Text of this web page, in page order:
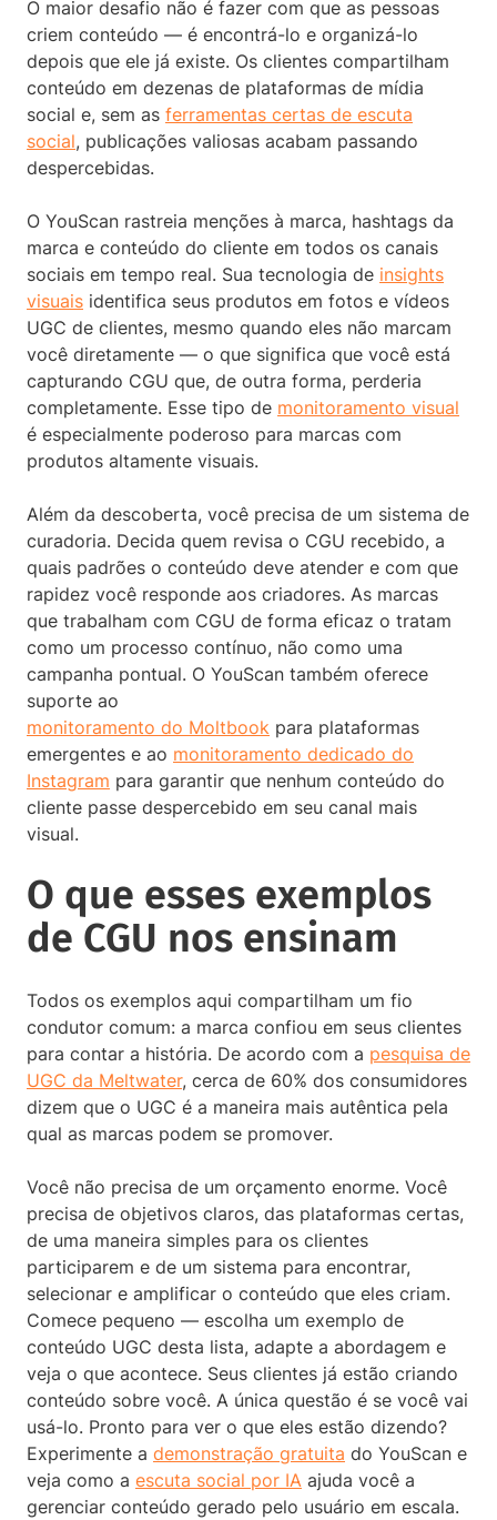
O maior desafio não é fazer com que as pessoas
criem conteúdo — é encontrá-lo e organizá-lo
depois que ele já existe. Os clientes compartilham
conteúdo em dezenas de plataformas de mídia
social e, sem as ferramentas certas de escuta
social, publicações valiosas acabam passando
despercebidas.
O YouScan rastreia menções à marca, hashtags da
marca e conteúdo do cliente em todos os canais
sociais em tempo real. Sua tecnologia de insights
visuais identifica seus produtos em fotos e vídeos
UGC de clientes, mesmo quando eles não marcam
você diretamente — o que significa que você está
capturando CGU que, de outra forma, perderia
completamente. Esse tipo de monitoramento visual
é especialmente poderoso para marcas com
produtos altamente visuais.
Além da descoberta, você precisa de um sistema de
curadoria. Decida quem revisa o CGU recebido, a
quais padrões o conteúdo deve atender e com que
rapidez você responde aos criadores. As marcas
que trabalham com CGU de forma eficaz o tratam
como um processo contínuo, não como uma
campanha pontual. O YouScan também oferece
suporte ao
monitoramento do Moltbook para plataformas
emergentes e ao monitoramento dedicado do
Instagram para garantir que nenhum conteúdo do
cliente passe despercebido em seu canal mais
visual.
O que esses exemplos
de CGU nos ensinam
Todos os exemplos aqui compartilham um fio
condutor comum: a marca confiou em seus clientes
para contar a história. De acordo com a pesquisa de
UGC da Meltwater, cerca de 60% dos consumidores
dizem que o UGC é a maneira mais autêntica pela
qual as marcas podem se promover.
Você não precisa de um orçamento enorme. Você
precisa de objetivos claros, das plataformas certas,
de uma maneira simples para os clientes
participarem e de um sistema para encontrar,
selecionar e amplificar o conteúdo que eles criam.
Comece pequeno — escolha um exemplo de
conteúdo UGC desta lista, adapte a abordagem e
veja o que acontece. Seus clientes já estão criando
conteúdo sobre você. A única questão é se você vai
usá-lo. Pronto para ver o que eles estão dizendo?
Experimente a demonstração gratuita do YouScan e
veja como a escuta social por IA ajuda você a
gerenciar conteúdo gerado pelo usuário em escala.